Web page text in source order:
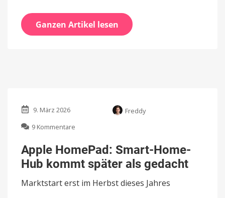
Ganzen Artikel lesen
9. März 2026
Freddy
9 Kommentare
HomePad:
Smart-
Home-
kommt
Apple HomePad: Smart-Home-
Hub kommt später als gedacht
Marktstart erst im Herbst dieses Jahres